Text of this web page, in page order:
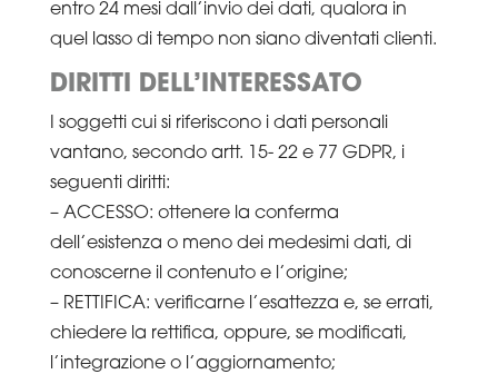
entro 24 mesi dall’invio dei dati, qualora in
quel lasso di tempo non siano diventati clienti.
DIRITTI DELL’INTERESSATO
I soggetti cui si riferiscono i dati personali
vantano, secondo artt. 15- 22 e 77 GDPR, i
seguenti diritti:
– ACCESSO: ottenere la conferma
dell’esistenza o meno dei medesimi dati, di
conoscerne il contenuto e l’origine;
– RETTIFICA: verificarne l’esattezza e, se errati,
chiedere la rettifica, oppure, se modificati,
l’integrazione o l’aggiornamento;